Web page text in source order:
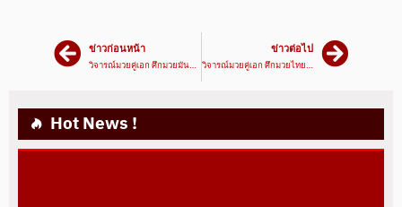
ข่าวก่อนหน้า
วิจารณ์มวยคู่เอก ศึกมวยมันส์วันศุกร์ ชูเจริญ VS เพชรพนมรุ้ง | 15/10/64 | มวยเด็ด789
ข่าวต่อไป
วิจารณ์มวยคู่เอก ศึกมวยไทย7สี เฟอรารี่ VS ตะเภาแก้ว | 17/10/64 | มวยเด็ด789
Hot News !